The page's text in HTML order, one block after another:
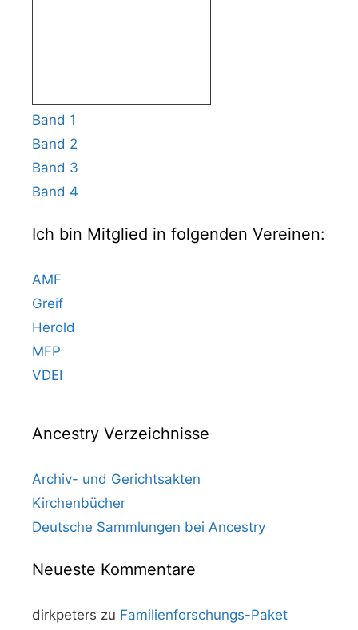
Band 1
Band 2
Band 3
Band 4
Ich bin Mitglied in folgenden Vereinen:
AMF
Greif
Herold
MFP
VDEI
Ancestry Verzeichnisse
Archiv- und Gerichtsakten
Kirchenbücher
Deutsche Sammlungen bei Ancestry
Neueste Kommentare
dirkpeters zu Familienforschungs-Paket